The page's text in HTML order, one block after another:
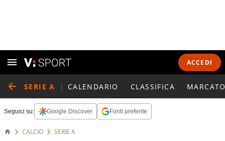
ACCEDI
SERIE A CALENDARIO CLASSIFICA
Seguici su: Google Discover Fonti preferite
CALCIO SERIE A